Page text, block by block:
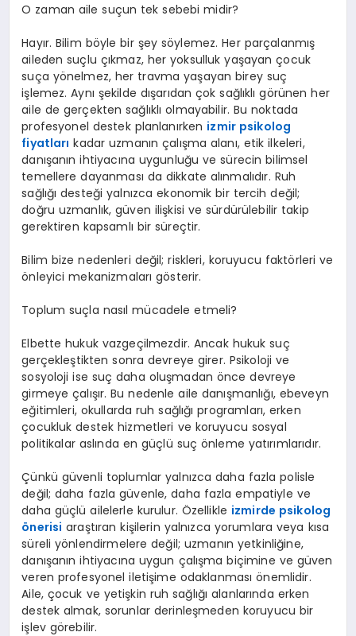
O zaman aile suçun tek sebebi midir?
Hayır. Bilim böyle bir şey söylemez. Her parçalanmış
aileden suçlu çıkmaz, her yoksulluk yaşayan çocuk
suça yönelmez, her travma yaşayan birey suç
işlemez. Aynı şekilde dışarıdan çok sağlıklı görünen her
aile de gerçekten sağlıklı olmayabilir. Bu noktada
profesyonel destek planlanırken izmir psikolog
fiyatları kadar uzmanın çalışma alanı, etik ilkeleri,
danışanın ihtiyacına uygunluğu ve sürecin bilimsel
temellere dayanması da dikkate alınmalıdır. Ruh
sağlığı desteği yalnızca ekonomik bir tercih değil;
doğru uzmanlık, güven ilişkisi ve sürdürülebilir takip
gerektiren kapsamlı bir süreçtir.
Bilim bize nedenleri değil; riskleri, koruyucu faktörleri ve
önleyici mekanizmaları gösterir.
Toplum suçla nasıl mücadele etmeli?
Elbette hukuk vazgeçilmezdir. Ancak hukuk suç
gerçekleştikten sonra devreye girer. Psikoloji ve
sosyoloji ise suç daha oluşmadan önce devreye
girmeye çalışır. Bu nedenle aile danışmanlığı, ebeveyn
eğitimleri, okullarda ruh sağlığı programları, erken
çocukluk destek hizmetleri ve koruyucu sosyal
politikalar aslında en güçlü suç önleme yatırımlarıdır.
Çünkü güvenli toplumlar yalnızca daha fazla polisle
değil; daha fazla güvenle, daha fazla empatiyle ve
daha güçlü ailelerle kurulur. Özellikle izmirde psikolog
önerisi araştıran kişilerin yalnızca yorumlara veya kısa
süreli yönlendirmelere değil; uzmanın yetkinliğine,
danışanın ihtiyacına uygun çalışma biçimine ve güven
veren profesyonel iletişime odaklanması önemlidir.
Aile, çocuk ve yetişkin ruh sağlığı alanlarında erken
destek almak, sorunlar derinleşmeden koruyucu bir
işlev görebilir.